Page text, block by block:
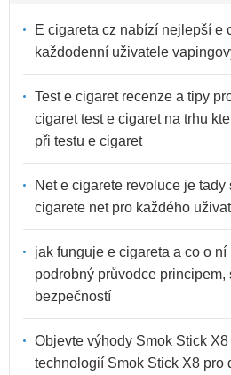
E cigareta cz nabízí nejlepší e
každodenní uživatele
Test e cigaret recenze a tipy
cigaret test e cigaret na trhu
při testu e cigaret
Net e cigarete revoluce je
cigarete net pro každého
jak funguje e cigareta a co o
podrobný průvodce principem,
bezpečností
Objevte výhody Smok Stick
technologií Smok Stick X8 pro